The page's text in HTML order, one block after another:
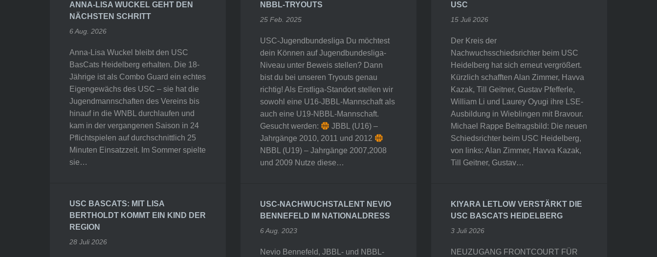
ANNA-LISA WUCKEL GEHT DEN
NÄCHSTEN SCHRITT
6 Aug. 2026
Anna-Lisa Wuckel bleibt den USC
BasCats Heidelberg erhalten. Die 18-
Jährige ist als Combo Guard ein echtes
Eigengewächs des USC – sie hat die
Jugendmannschaften des Vereins bis
hinauf in die WNBL durchlaufen und
kam in der vergangenen Saison in 24
Pflichtspielen auf durchschnittlich 25
Minuten Einsatzzeit. Im Sommer spielte
sie…
USC BASCATS: MIT LISA
BERTHOLDT KOMMT EIN KIND DER
REGION
28 Juli 2026
NBBL-TRYOUTS
25 Feb. 2025
USC-Jugendbundesliga Du möchtest
dein Können auf Jugendbundesliga-
Niveau unter Beweis stellen? Dann
bist du bei unseren Tryouts genau
richtig! Als Erstliga-Standort stellen wir
sowohl eine U16-JBBL-Mannschaft als
auch eine U19-NBBL-Mannschaft.
Gesucht werden:
JBBL (U16) –
Jahrgänge 2010, 2011 und 2012
NBBL (U19) – Jahrgänge 2007,2008
und 2009 Nutze diese…
USC-NACHWUCHSTALENT NEVIO
BENNEFELD IM NATIONALDRESS
6 Aug. 2023
Nevio Bennefeld, JBBL- und NBBL-
USC
15 Juli 2026
Der Kreis der
Nachwuchsschiedsrichter beim USC
Heidelberg hat sich erneut vergrößert.
Kürzlich schafften Alan Zimmer, Havva
Kazak, Till Geitner, Gustav Pfefferle,
William Li und Laurey Oyugi ihre LSE-
Ausbildung in Wieblingen mit Bravour.
Michael Rappe Beitragsbild: Die neuen
Schiedsrichter beim USC Heidelberg,
von links: Alan Zimmer, Havva Kazak,
Till Geitner, Gustav…
KIYARA LETLOW VERSTÄRKT DIE
USC BASCATS HEIDELBERG
3 Juli 2026
NEUZUGANG FRONTCOURT FÜR